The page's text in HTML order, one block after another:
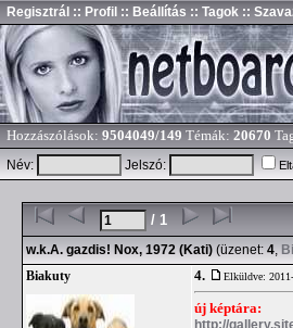
Regisztrál :: Profil :: Beállítás :: Tagok ::
Hozzászólások: 9504049/149 Témák: 20670
Név: Jelszó:
/ 1
w.k.A. gazdis! Nox, 1972 (Kati) (üzenet: 4,
Biakuty 4. Elküldve:
új képtára:
http://